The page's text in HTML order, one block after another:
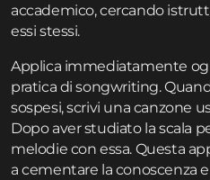
accademico, cercando
essi stessi.
Applica immediatamente
pratica di songwriting.
sospesi, scrivi una canzone
Dopo aver studiato la scala
melodie con essa. Questa
a cementare la conoscenza